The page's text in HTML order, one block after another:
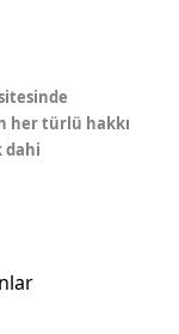
her türlü hakkı
dahi